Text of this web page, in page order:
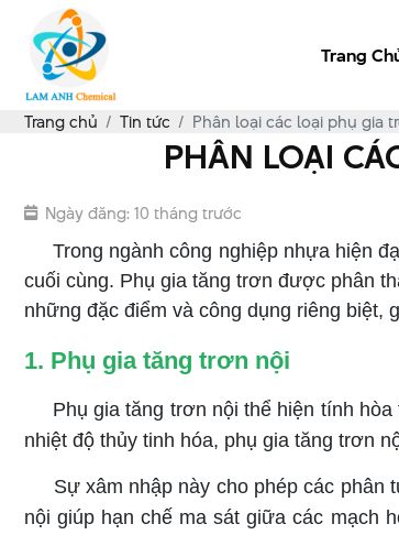
Trang
Trang chủ Tin tức Phân loại các loại phụ gia
PHÂN LOẠI
Ngày đăng: 10 tháng trước
Trong ngành công nghiệp nhựa hiện
cuối cùng. Phụ gia tăng trơn được phân
những đặc điểm và công dụng riêng biệt,
1. Phụ gia tăng trơn nội
Phụ gia tăng trơn nội thể hiện tính
nhiệt độ thủy tinh hóa, phụ gia tăng trơn
Sự xâm nhập này cho phép các phân
nội giúp hạn chế ma sát giữa các mạch